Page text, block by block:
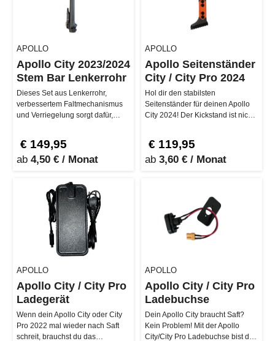
APOLLO
Apollo City 2023/2024
Stem Bar Lenkerrohr
Dieses Set aus Lenkerrohr,
verbessertem Faltmechanismus
und Verriegelung sorgt dafür,
€ 149,95
ab 4,50 € / Monat
APOLLO
Apollo Seitenständer
City / City Pro 2024
Hol dir den stabilsten
Seitenständer für deinen Apollo
City 2024! Der Kickstand ist nicht
€ 119,95
ab 3,60 € / Monat
APOLLO
Apollo City / City Pro
Ladegerät
Wenn dein Apollo City oder City
Pro 2022 mal wieder nach Saft
schreit, brauchst du das
APOLLO
Apollo City / City Pro
Ladebuchse
Dein Apollo City braucht Saft?
Kein Problem! Mit der Apollo
City/City Pro Ladebuchse bist du